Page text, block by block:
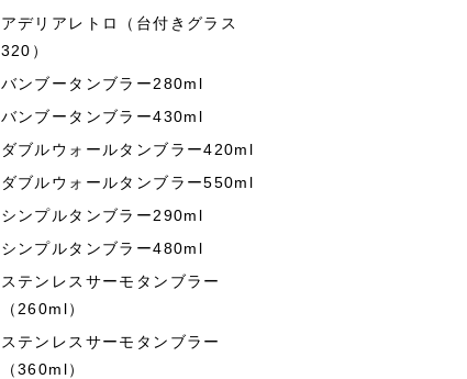
アデリアレトロ（台付きグラス
320）
バンブータンブラー280ml
バンブータンブラー430ml
ダブルウォールタンブラー420ml
ダブルウォールタンブラー550ml
シンプルタンブラー290ml
シンプルタンブラー480ml
ステンレスサーモタンブラー
（260ml）
ステンレスサーモタンブラー
（360ml）